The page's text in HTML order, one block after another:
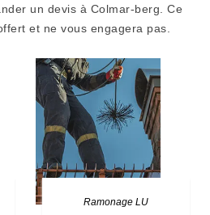
un devis à Colmar-berg. Ce
et ne vous engagera pas.
Ramonage LU